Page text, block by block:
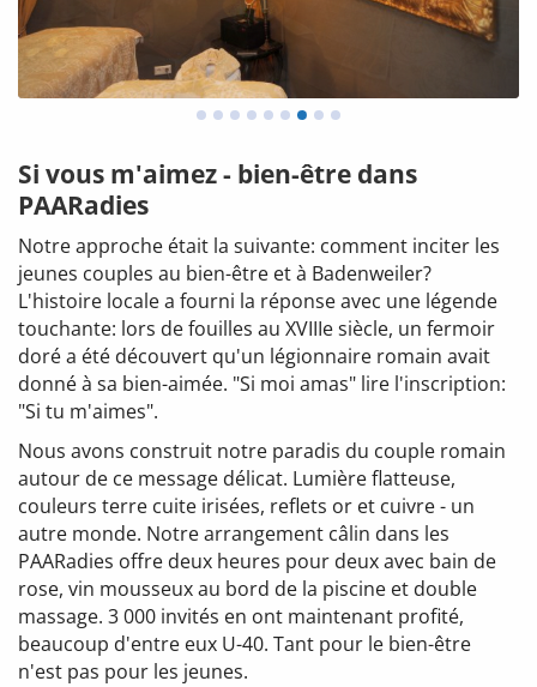
Si vous m'aimez - bien-être dans
PAARadies
Notre approche était la suivante: comment inciter les
jeunes couples au bien-être et à Badenweiler?
L'histoire locale a fourni la réponse avec une légende
touchante: lors de fouilles au XVIIIe siècle, un fermoir
doré a été découvert qu'un légionnaire romain avait
donné à sa bien-aimée. "Si moi amas" lire l'inscription:
"Si tu m'aimes".
Nous avons construit notre paradis du couple romain
autour de ce message délicat. Lumière flatteuse,
couleurs terre cuite irisées, reflets or et cuivre - un
autre monde. Notre arrangement câlin dans les
PAARadies offre deux heures pour deux avec bain de
rose, vin mousseux au bord de la piscine et double
massage. 3 000 invités en ont maintenant profité,
beaucoup d'entre eux U-40. Tant pour le bien-être
n'est pas pour les jeunes.